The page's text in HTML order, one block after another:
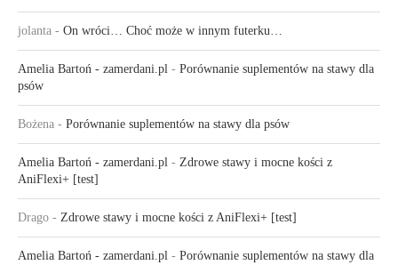
jolanta - On wróci… Choć może w innym futerku…
Amelia Bartoń - zamerdani.pl - Porównanie suplementów na stawy dla
psów
Bożena - Porównanie suplementów na stawy dla psów
Amelia Bartoń - zamerdani.pl - Zdrowe stawy i mocne kości z
AniFlexi+ [test]
Drago - Zdrowe stawy i mocne kości z AniFlexi+ [test]
Amelia Bartoń - zamerdani.pl - Porównanie suplementów na stawy dla